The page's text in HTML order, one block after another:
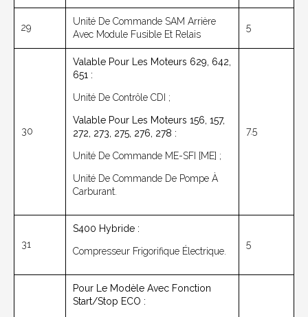
29
Unité De Commande SAM Arrière
Avec Module Fusible Et Relais
5
30
Valable Pour Les Moteurs 629, 642,
651 :
Unité De Contrôle CDI ;
Valable Pour Les Moteurs 156, 157,
272, 273, 275, 276, 278 :
Unité De Commande ME-SFI [ME] ;
Unité De Commande De Pompe À
Carburant.
7.5
31
S400 Hybride :
Compresseur Frigorifique Électrique.
5
Pour Le Modèle Avec Fonction
Start/stop ECO :